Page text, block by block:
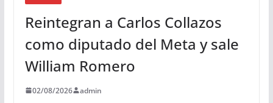
Reintegran a Carlos Collazos
como diputado del Meta y sale
William Romero
02/08/2026 admin